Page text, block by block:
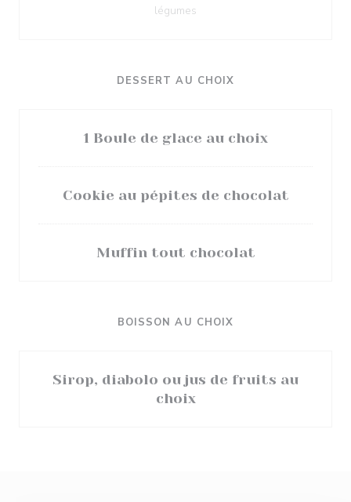
légumes
DESSERT AU CHOIX
1 Boule de glace au choix
Cookie au pépites de chocolat
Muffin tout chocolat
BOISSON AU CHOIX
Sirop, diabolo ou jus de fruits au
choix